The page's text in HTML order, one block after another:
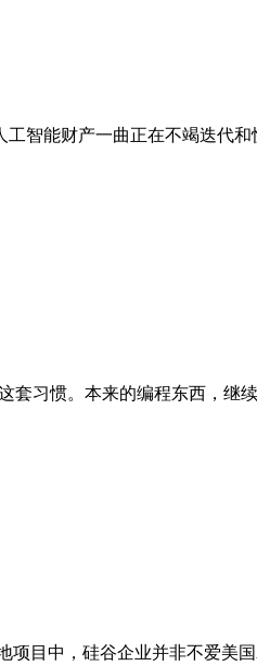
智能财产一曲正在不竭迭代和
套习惯。本来的编程东西，继
项目中，硅谷企业并非不爱美